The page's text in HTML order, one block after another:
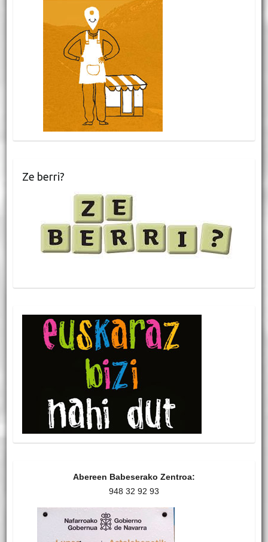
Ze berri?
Abereen Babeserako Zentroa:
948 32 92 93